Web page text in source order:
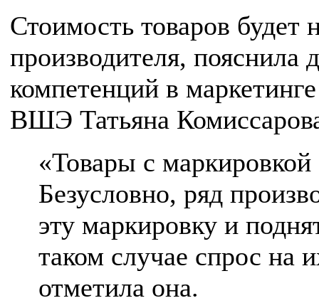
Стоимость товаров будет
производителя, пояснила
компетенций в
ВШЭ Татьяна
«Товары с маркировкой
Безусловно, ряд
эту маркировку и
таком случае спрос
отметила она.